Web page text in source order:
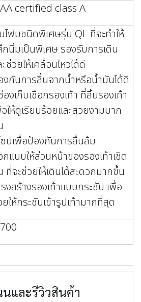
certified class A
โฟมชนิดพิเศษรุ่น QL ที่จะทำให้
นิ่มเป็นพิเศษ รองรับการเดิน
ช่วยให้เคลื่อนไหวได้ดี
งกันการลื่นจากน้ำหรือน้ำมันได้ดี
งเก็บเชือกรองเท้า ที่ลิ้นรองเท้า
ให้ดูเรียบร้อยและสวยงามมาก
น์เพื่อป้องกันการลื่นล้ม
แบบให้ส่วนหน้าของรองเท้าเชิด
ที่จะช่วยให้เดินได้สะดวกมากขึ้น
งสร้างรองเท้าแบบกระชับ เพื่อ
ให้กระชับเข้ารูปเท้ามากที่สุด
และรีวิวสินค้า